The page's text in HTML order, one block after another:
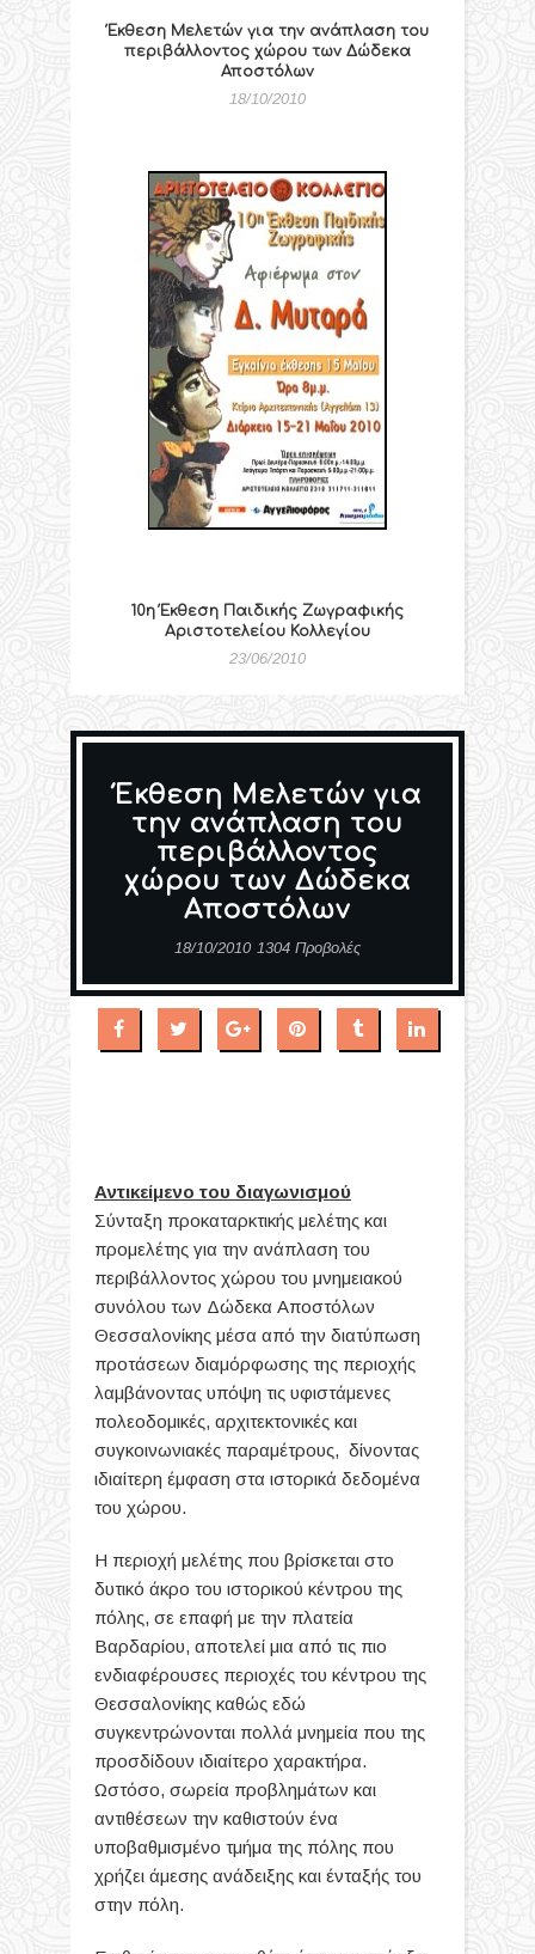
Έκθεση Μελετών για την ανάπλαση του
περιβάλλοντος χώρου των Δώδεκα
Αποστόλων
18/10/2010
10η Έκθεση Παιδικής Ζωγραφικής
Αριστοτελείου Κολλεγίου
23/06/2010
Έκθεση Μελετών για
την ανάπλαση του
περιβάλλοντος
χώρου των Δώδεκα
Αποστόλων
18/10/2010 1304 Προβολές
Αντικείμενο του διαγωνισμού
Σύνταξη προκαταρκτικής μελέτης και
προμελέτης για την ανάπλαση του
περιβάλλοντος χώρου του μνημειακού
συνόλου των Δώδεκα Αποστόλων
Θεσσαλονίκης μέσα από την διατύπωση
προτάσεων διαμόρφωσης της περιοχής
λαμβάνοντας υπόψη τις υφιστάμενες
πολεοδομικές, αρχιτεκτονικές και
συγκοινωνιακές παραμέτρους, δίνοντας
ιδιαίτερη έμφαση στα ιστορικά δεδομένα
του χώρου.
Η περιοχή μελέτης που βρίσκεται στο
δυτικό άκρο του ιστορικού κέντρου της
πόλης, σε επαφή με την πλατεία
Βαρδαρίου, αποτελεί μια από τις πιο
ενδιαφέρουσες περιοχές του κέντρου της
Θεσσαλονίκης καθώς εδώ
συγκεντρώνονται πολλά μνημεία που της
προσδίδουν ιδιαίτερο χαρακτήρα.
Ωστόσο, σωρεία προβλημάτων και
αντιθέσεων την καθιστούν ένα
υποβαθμισμένο τμήμα της πόλης που
χρήζει άμεσης ανάδειξης και ένταξής του
στην πόλη.